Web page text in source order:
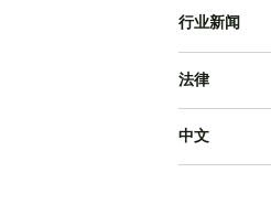
行业新闻
法律
中文